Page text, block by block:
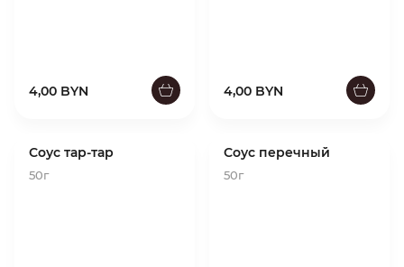
4,00 BYN 4,00 BYN
Соус тар-тар
50г
Соус перечный
50г